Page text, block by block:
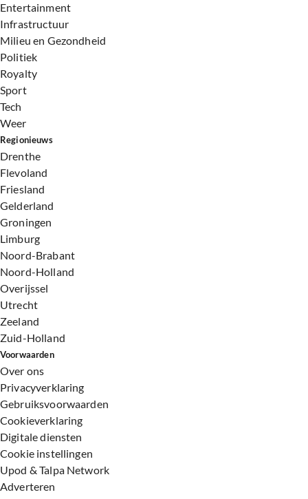
Entertainment
Infrastructuur
Milieu en Gezondheid
Politiek
Royalty
Sport
Tech
Weer
Regionieuws
Drenthe
Flevoland
Friesland
Gelderland
Groningen
Limburg
Noord-Brabant
Noord-Holland
Overijssel
Utrecht
Zeeland
Zuid-Holland
Voorwaarden
Over ons
Privacyverklaring
Gebruiksvoorwaarden
Cookieverklaring
Digitale diensten
Cookie instellingen
Upod & Talpa Network
Adverteren